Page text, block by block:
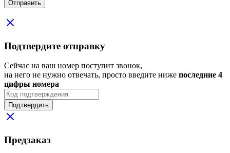
Подтвердите отправку
Сейчас на ваш номер поступит звонок,
на него не нужно отвечать, просто введите ниже последние 4
цифры номера
Подтвердить
Предзаказ